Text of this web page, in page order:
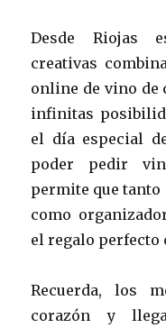
Desde Riojas
creativas
online de vino de
infinitas
el día especial
poder pedir
permite que
como
el regalo perfecto
Recuerda, los
corazón y